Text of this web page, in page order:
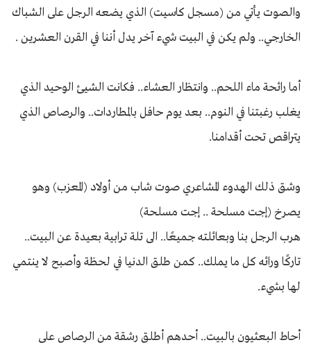
والصوت يأتي من (مسجل كاسيت) الذي يضعه الرجل على الشباك
الخارجي.. ولم يكن في البيت شيء آخر يدل أننا في القرن العشرين .
أما رائحة ماء اللحم.. وانتظار العشاء.. فكانت الشيئ الوحيد الذي
يغلب رغبتنا في النوم.. بعد يوم حافل بالمطاردات.. والرصاص الذي
يتراقص تحت أقدامنا.
وشق ذلك الهدوء المشاعري صوت شاب من أولاد (المعزب) وهو
يصرخ (إجت مسلحة .. إجت مسلحة)
هرب الرجل بنا وبعائلته جميعًا.. الى تلة ترابية بعيدة عن البيت..
تاركًا ورائه كل ما يملك.. كمن طلق الدنيا في لحظة وأصبح لا ينتمي
لها بشيء.
أحاط البعثيون بالبيت.. أحدهم أطلق رشقة من الرصاص على